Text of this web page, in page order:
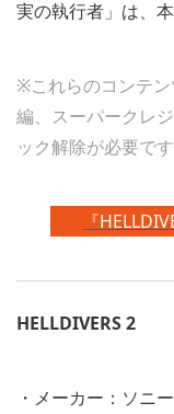
実の執行者」は、
※これらのコンテ
編、スーパークレ
ック解除が必要です
『
HELLDIVERS 2
・メーカー：ソニ